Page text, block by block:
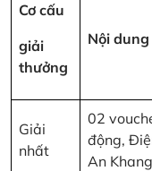
Cơ cấu
giải
thưởng
Nội
Giải
nhất
02
động,
An